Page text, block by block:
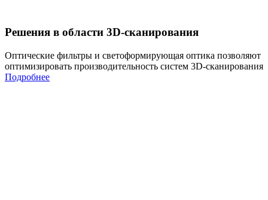
Решения в области 3D-сканирования
Оптические фильтры и светоформирующая оптика позволяют
оптимизировать производительность систем 3D-сканирования
Подробнее